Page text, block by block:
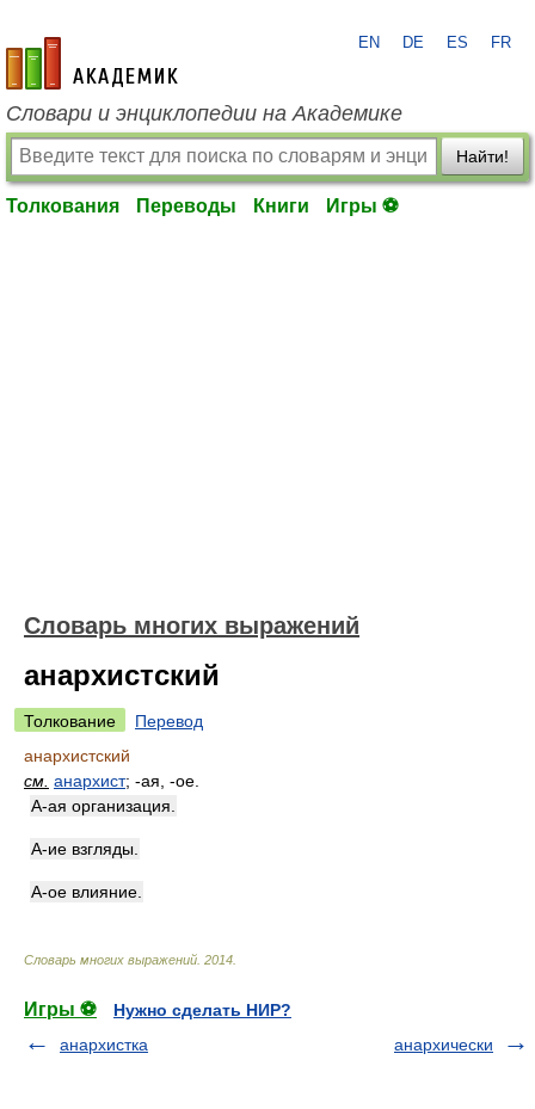
academic.ru
EN DE ES FR
Словари и энциклопедии на Академике
Найти!
Толкования Переводы Книги Игры ⚽
Словарь многих выражений
анархистский
Толкование
Перевод
анархистский
см. анархист; -ая, -ое.
А-ая организация.
А-ие взгляды.
А-ое влияние.
Словарь многих выражений 2014
Игры ⚽
Нужно сделать НИР?
анархистка
анархически